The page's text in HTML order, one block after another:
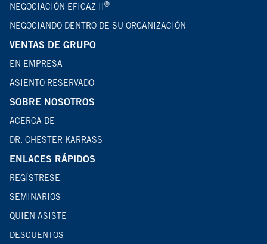
NEGOCIACIÓN EFICAZ II ®
NEGOCIANDO DENTRO DE SU ORGANIZACIÓN
VENTAS DE GRUPO
EN EMPRESA
ASIENTO RESERVADO
SOBRE NOSOTROS
ACERCA DE
DR. CHESTER KARRASS
ENLACES RÁPIDOS
REGÍSTRESE
SEMINARIOS
QUIEN ASISTE
DESCUENTOS